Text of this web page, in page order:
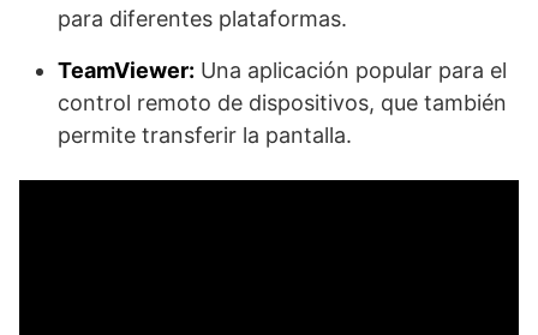
para diferentes plataformas.
TeamViewer: Una aplicación popular para el
control remoto de dispositivos, que también
permite transferir la pantalla.